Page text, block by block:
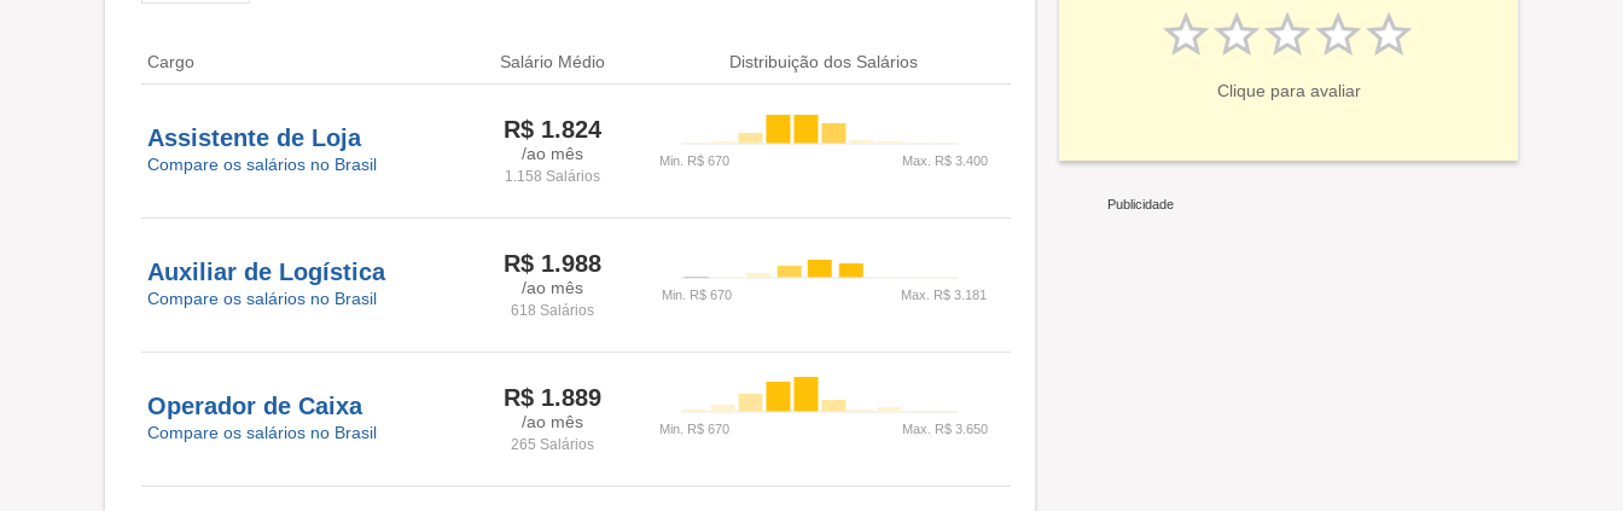
Cargo Salário Médio Distribuição dos Salários
Assistente de Loja
Compare os salários no Brasil
R$ 1.824
/ao mês
1.158 Salários
Auxiliar de Logística
Compare os salários no Brasil
R$ 1.988
/ao mês
618 Salários
Operador de Caixa
Compare os salários no Brasil
R$ 1.889
/ao mês
265 Salários
Clique para avaliar